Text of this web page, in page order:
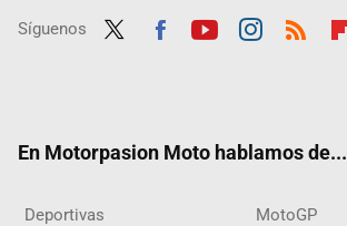
Síguenos
En Motorpasion Moto hablamos de...
Deportivas MotoGP